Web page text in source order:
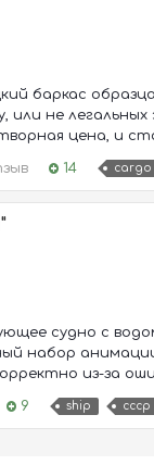
баркас
или не
цена, и
14 cargo
судно с
набор
из-за
9 ship ссср